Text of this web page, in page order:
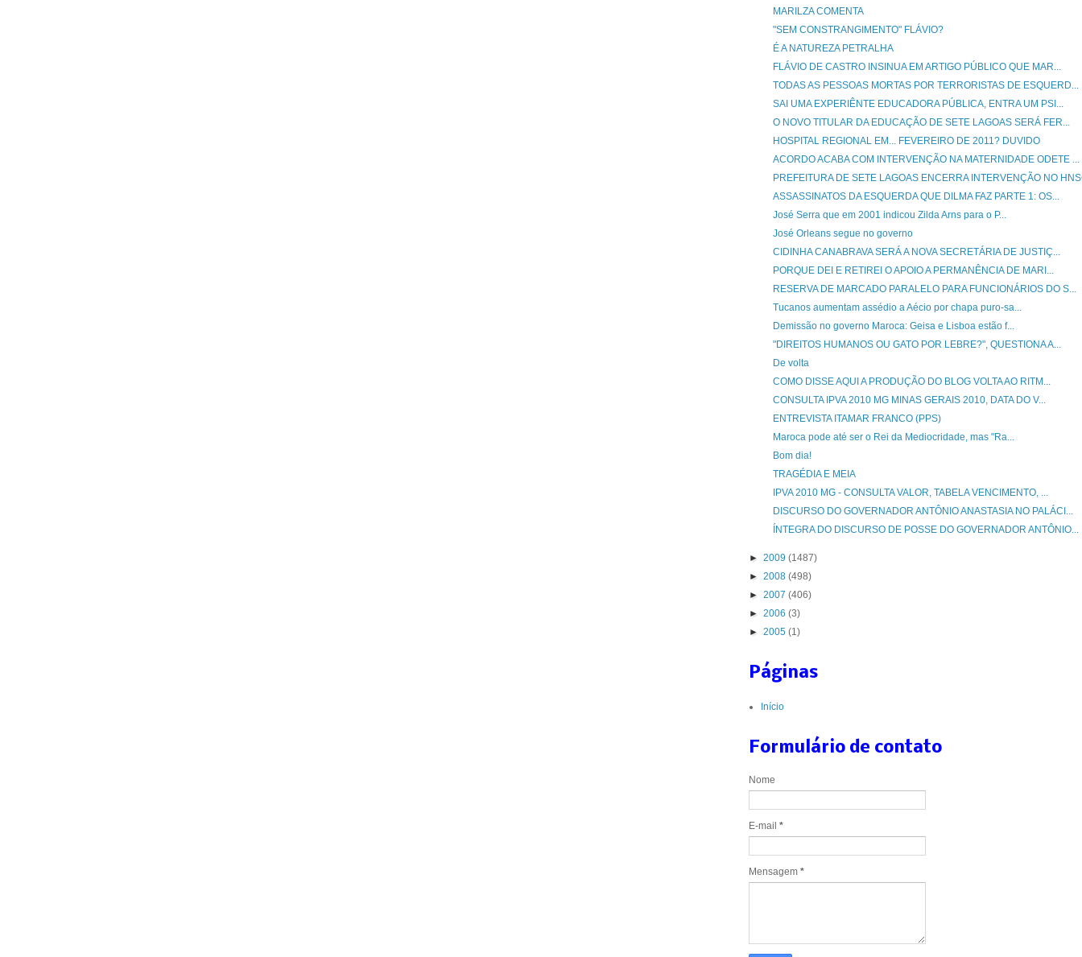
MARILZA COMENTA
"SEM CONSTRANGIMENTO" FLÁVIO?
É A NATUREZA PETRALHA
FLÁVIO DE CASTRO INSINUA EM ARTIGO PÚBLICO QUE MAR...
TODAS AS PESSOAS MORTAS POR TERRORISTAS DE ESQUERD...
SAI UMA EXPERIÊNTE EDUCADORA PÚBLICA, ENTRA UM PSI...
O NOVO TITULAR DA EDUCAÇÃO DE SETE LAGOAS SERÁ FER...
HOSPITAL REGIONAL EM... FEVEREIRO DE 2011? DUVIDO
ACORDO ACABA COM INTERVENÇÃO NA MATERNIDADE ODETE ...
PREFEITURA DE SETE LAGOAS ENCERRA INTERVENÇÃO NO
ASSASSINATOS DA ESQUERDA QUE DILMA FAZ PARTE 1: OS...
José Serra que em 2001 indicou Zilda Arns para o P...
José Orleans segue no governo
CIDINHA CANABRAVA SERÁ A NOVA SECRETÁRIA DE JUSTIÇ...
PORQUE DEI E RETIREI O APOIO A PERMANÊNCIA DE MARI...
RESERVA DE MARCADO PARALELO PARA FUNCIONÁRIOS DO S...
Tucanos aumentam assédio a Aécio por chapa puro-sa...
Demissão no governo Maroca: Geisa e Lisboa estão f...
"DIREITOS HUMANOS OU GATO POR LEBRE?", QUESTIONA A...
De volta
COMO DISSE AQUI A PRODUÇÃO DO BLOG VOLTA AO RITM...
CONSULTA IPVA 2010 MG MINAS GERAIS 2010, DATA DO V...
ENTREVISTA ITAMAR FRANCO (PPS)
Maroca pode até ser o Rei da Mediocridade, mas "Ra...
Bom dia!
TRAGÉDIA E MEIA
IPVA 2010 MG - CONSULTA VALOR, TABELA VENCIMENTO, ...
DISCURSO DO GOVERNADOR ANTÔNIO ANASTASIA NO PALÁCI...
ÍNTEGRA DO DISCURSO DE POSSE DO GOVERNADOR ANTÔNIO...
► 2009 (1487)
► 2008 (498)
► 2007 (406)
► 2006 (3)
► 2005 (1)
Páginas
Início
Formulário de contato
Nome
E-mail *
Mensagem *